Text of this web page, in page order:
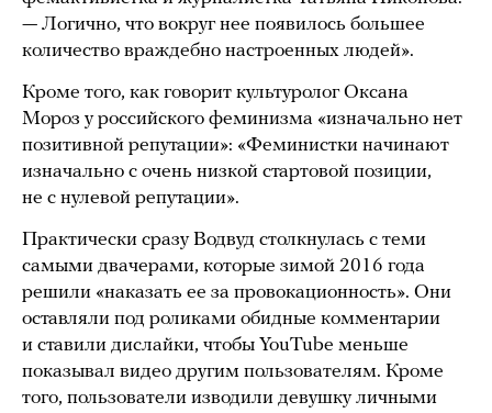
— Логично, что вокруг нее появилось большее
количество враждебно настроенных людей».
Кроме того, как говорит культуролог Оксана
Мороз у российского феминизма «изначально нет
позитивной репутации»: «Феминистки начинают
изначально с очень низкой стартовой позиции,
не с нулевой репутации».
Практически сразу Водвуд столкнулась с теми
самыми двачерами, которые зимой 2016 года
решили «наказать ее за провокационность». Они
оставляли под роликами обидные комментарии
и ставили дислайки, чтобы YouTube меньше
показывал видео другим пользователям. Кроме
того, пользователи изводили девушку личными